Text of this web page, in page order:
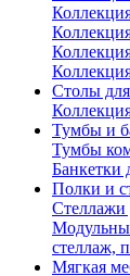
Столы
Тумбы и
Тумбы
Банкетки
Полки и
Стеллажи
стеллаж,
Мягкая